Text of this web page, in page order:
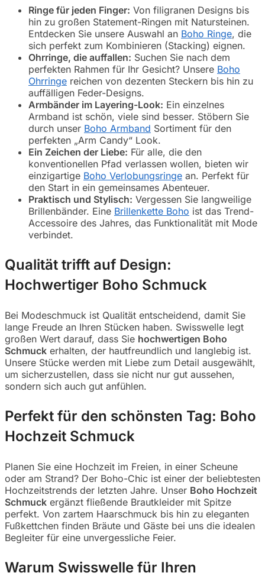
Ringe für jeden Finger: Von filigranen Designs bis
hin zu großen Statement-Ringen mit Natursteinen.
Entdecken Sie unsere Auswahl an Boho Ringe, die
sich perfekt zum Kombinieren (Stacking) eignen.
Ohrringe, die auffallen: Suchen Sie nach dem
perfekten Rahmen für Ihr Gesicht? Unsere Boho
Ohrringe reichen von dezenten Steckern bis hin zu
auffälligen Feder-Designs.
Armbänder im Layering-Look: Ein einzelnes
Armband ist schön, viele sind besser. Stöbern Sie
durch unser Boho Armband Sortiment für den
perfekten „Arm Candy“ Look.
Ein Zeichen der Liebe: Für alle, die den
konventionellen Pfad verlassen wollen, bieten wir
einzigartige Boho Verlobungsringe an. Perfekt für
den Start in ein gemeinsames Abenteuer.
Praktisch und Stylisch: Vergessen Sie langweilige
Brillenbänder. Eine Brillenkette Boho ist das Trend-
Accessoire des Jahres, das Funktionalität mit Mode
verbindet.
Qualität trifft auf Design:
Hochwertiger Boho Schmuck
Bei Modeschmuck ist Qualität entscheidend, damit Sie
lange Freude an Ihren Stücken haben. Swisswelle legt
großen Wert darauf, dass Sie hochwertigen Boho
Schmuck erhalten, der hautfreundlich und langlebig ist.
Unsere Stücke werden mit Liebe zum Detail ausgewählt,
um sicherzustellen, dass sie nicht nur gut aussehen,
sondern sich auch gut anfühlen.
Perfekt für den schönsten Tag: Boho
Hochzeit Schmuck
Planen Sie eine Hochzeit im Freien, in einer Scheune
oder am Strand? Der Boho-Chic ist einer der beliebtesten
Hochzeitstrends der letzten Jahre. Unser Boho Hochzeit
Schmuck ergänzt fließende Brautkleider mit Spitze
perfekt. Von zartem Haarschmuck bis hin zu eleganten
Fußkettchen finden Bräute und Gäste bei uns die idealen
Begleiter für eine unvergessliche Feier.
Warum Swisswelle für Ihren